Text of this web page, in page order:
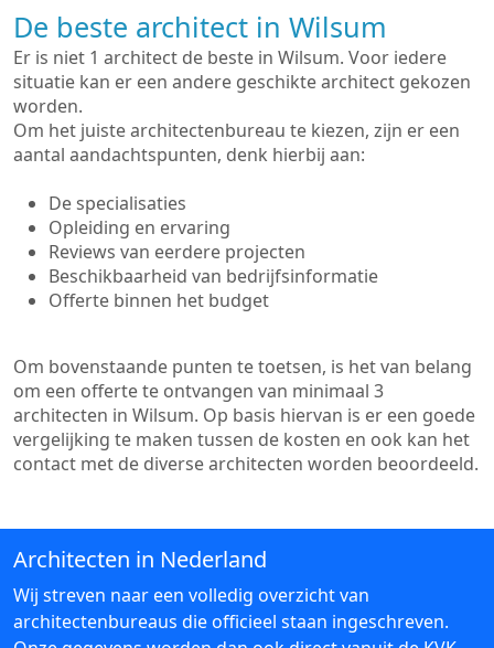
De beste architect in Wilsum
Er is niet 1 architect de beste in Wilsum. Voor iedere
situatie kan er een andere geschikte architect gekozen
worden.
Om het juiste architectenbureau te kiezen, zijn er een
aantal aandachtspunten, denk hierbij aan:
De specialisaties
Opleiding en ervaring
Reviews van eerdere projecten
Beschikbaarheid van bedrijfsinformatie
Offerte binnen het budget
Om bovenstaande punten te toetsen, is het van belang
om een offerte te ontvangen van minimaal 3
architecten in Wilsum. Op basis hiervan is er een goede
vergelijking te maken tussen de kosten en ook kan het
contact met de diverse architecten worden beoordeeld.
Architecten in Nederland
Wij streven naar een volledig overzicht van
architectenbureaus die officieel staan ingeschreven.